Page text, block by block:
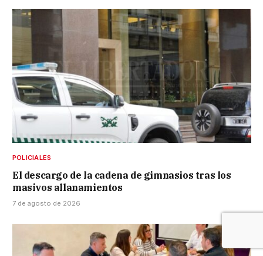
POLICIALES
El descargo de la cadena de gimnasios tras los
masivos allanamientos
7 de agosto de 2026